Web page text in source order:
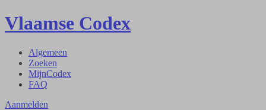
Vlaamse Codex
Algemeen
Zoeken
MijnCodex
FAQ
Aanmelden